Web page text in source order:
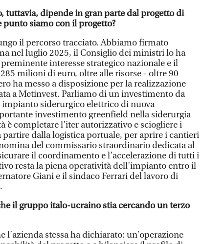
tuttavia, dipende in gran parte dal progetto di
punto siamo con il progetto?
il percorso tracciato. Abbiamo firmato
nel luglio 2025, il Consiglio dei ministri lo ha
interesse strategico nazionale e il
milioni di euro, oltre alle risorse - oltre 90
ha messo a disposizione per la realizzazione
a Metinvest. Parliamo di un investimento da
siderurgico elettrico di nuova
investimento greenfield nella siderurgia
è completare l’iter autorizzativo e sciogliere i
dalla logistica portuale, per aprire i cantieri
del commissario straordinario dedicata al
il coordinamento e l’accelerazione di tutti i
resta la piena operatività dell’impianto entro il
Giani e il sindaco Ferrari del lavoro di
il gruppo italo-ucraino stia cercando un terzo
l’azienda stessa ha dichiarato: un’operazione